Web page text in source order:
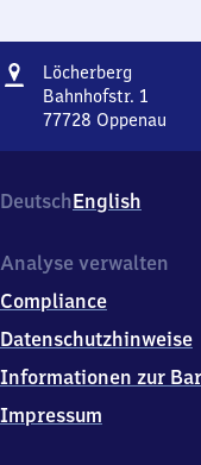
Adresse
Löcherberg
Bahnhofstr. 1
77728 Oppenau
1,
7
7
8
Oppenau
DeutschEnglish
Analyse verwalten
Compliance
Datenschutzhinweise
Informationen zur
Impressum